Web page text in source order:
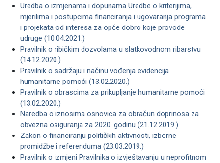
Uredba o izmjenama i dopunama Uredbe o kriterijima,
mjerilima i postupcima financiranja i ugovaranja programa
i projekata od interesa za opće dobro koje provode
udruge (10.04.2021.)
Pravilnik o ribičkim dozvolama u slatkovodnom ribarstvu
(14.12.2020.)
Pravilnik o sadržaju i načinu vođenja evidencija
humanitarne pomoći (13.02.2020.)
Pravilnik o obrascima za prikupljanje humanitarne pomoći
(13.02.2020.)
Naredba o iznosima osnovica za obračun doprinosa za
obvezna osiguranja za 2020. godinu (21.12.2019.)
Zakon o financiranju političkih aktivnosti, izborne
promidžbe i referenduma (23.03.2019.)
Pravilnik o izmjeni Pravilnika o izvještavanju u neprofitnom